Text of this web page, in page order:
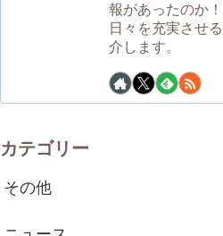
報があったのか！
日々を充実させ
介します。
カテゴリー
その他